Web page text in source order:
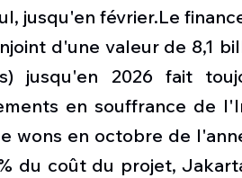
jusqu'en février.Le
d'une valeur de 8,1
jusqu'en 2026 fait
en souffrance de
wons en octobre de
du coût du projet,